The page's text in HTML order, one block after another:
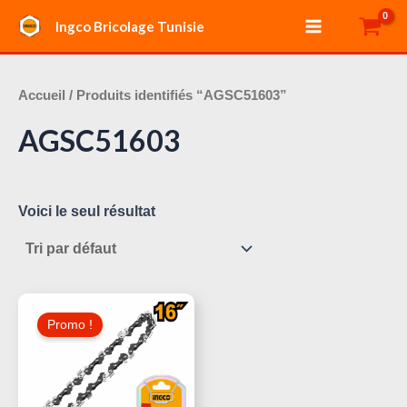
contenu
Ingco Bricolage Tunisie
Main
Menu
Accueil / Produits identifiés “AGSC51603”
AGSC51603
Voici le seul résultat
Promo !
Initial
Était :
Le
Prix